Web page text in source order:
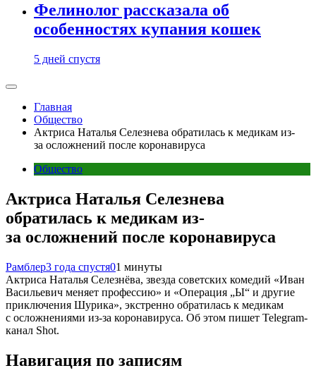
Фелинолог рассказала об
особенностях купания кошек
5 дней спустя
Главная
Общество
Актриса Наталья Селезнева обратилась к медикам из-
за осложнений после коронавируса
Общество
Актриса Наталья Селезнева
обратилась к медикам из-
за осложнений после коронавируса
Рамблер3 года спустя01 минуты
Актриса Наталья Селезнёва, звезда советских комедий «Иван
Васильевич меняет профессию» и «Операция „Ы“ и другие
приключения Шурика», экстренно обратилась к медикам
с осложнениями из-за коронавируса. Об этом пишет Telegram-
канал Shot.
Навигация по записям